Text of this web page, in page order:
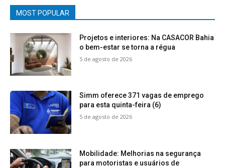
MOST POPULAR
Projetos e interiores: Na CASACOR Bahia
o bem-estar se torna a régua
5 de agosto de 2026
Simm oferece 371 vagas de emprego
para esta quinta-feira (6)
5 de agosto de 2026
Mobilidade: Melhorias na segurança
para motoristas e usuários de